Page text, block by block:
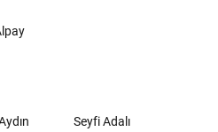
Seyfi Adalı